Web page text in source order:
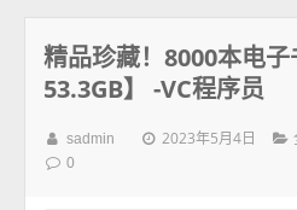
精品珍藏！8000本电
53.3GB】 -VC程序员
sadmin 2023年5月4日
0